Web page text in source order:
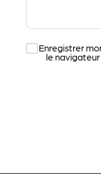
Enregistrer
le